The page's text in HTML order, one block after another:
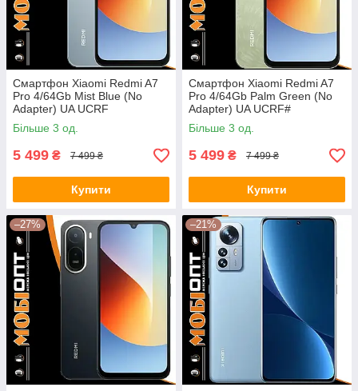
Смартфон Xiaomi Redmi A7
Pro 4/64Gb Mist Blue (No
Adapter) UA UCRF
Більше 3 од.
5 499 ₴ 7 499 ₴
Купити
Смартфон Xiaomi Redmi A7
Pro 4/64Gb Palm Green (No
Adapter) UA UCRF#
Більше 3 од.
5 499 ₴ 7 499 ₴
Купити
–27% –21%